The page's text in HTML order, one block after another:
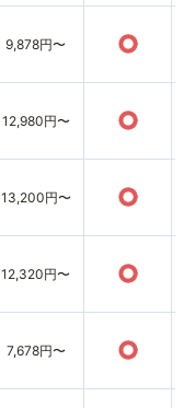
9,878円〜 ○
12,980円〜 ○
13,200円〜 ○
12,320円〜 ○
7,678円〜 ○